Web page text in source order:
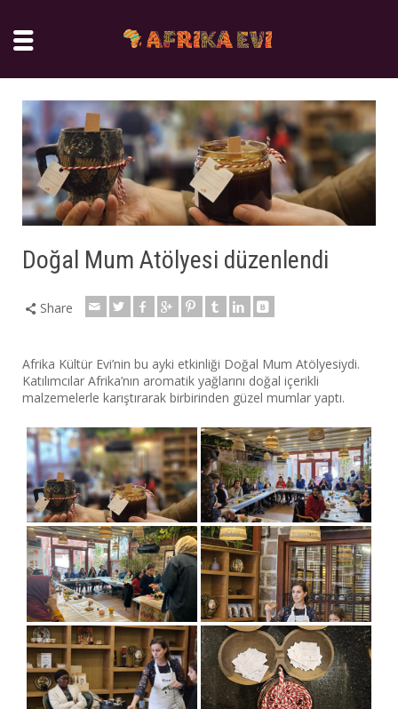
Doğal Mum Atölyesi düzenlendi
Share
Afrika Kültür Evi’nin bu ayki etkinliği Doğal Mum Atölyesiydi.
Katılımcılar Afrika’nın aromatik yağlarını doğal içerikli
malzemelerle karıştırarak birbirinden güzel mumlar yaptı.